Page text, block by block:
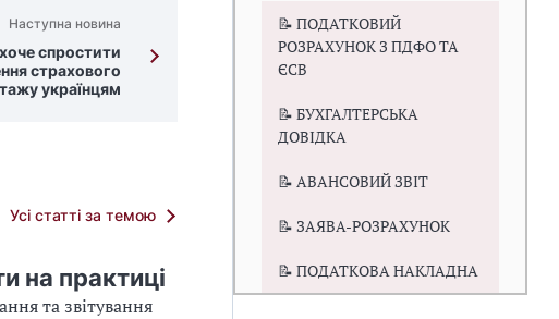
Наступна новина
спростити
страхового
українцям
Усі статті за темою
на практиці
та звітування
📝 ПОДАТКОВИЙ
РОЗРАХУНОК З ПДФО ТА
ЄСВ
📝 БУХГАЛТЕРСЬКА
ДОВІДКА
📝 АВАНСОВИЙ ЗВІТ
📝 ЗАЯВА-РОЗРАХУНОК
📝 ПОДАТКОВА НАКЛАДНА